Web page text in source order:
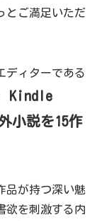
とご満足いただ
ディターである
Kindle
小説を15作
品が持つ深い魅
欲を刺激する内